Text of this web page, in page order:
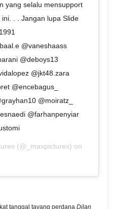
yang selalu mensupport
. . Jangan lupa Slide
@vaneshaass
@deboys13
@jkt48.zara
@encebagus_
@moiratz_
@farhanpenyiar
(@_maxpictures) on
tanggal tayang perdana Dilan